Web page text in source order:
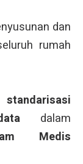
dan
rumah
standarisasi
dalam
Medis